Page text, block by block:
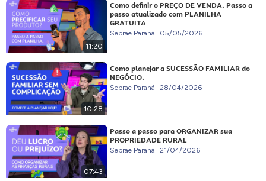
11:20
Como definir o PREÇO DE VENDA. Passo a
passo atualizado com PLANILHA
GRATUITA
Sebrae Paraná 05/05/2026
10:28
Como planejar a SUCESSÃO FAMILIAR do
NEGÓCIO.
Sebrae Paraná 28/04/2026
07:43
Passo a passo para ORGANIZAR sua
PROPRIEDADE RURAL
Sebrae Paraná 21/04/2026